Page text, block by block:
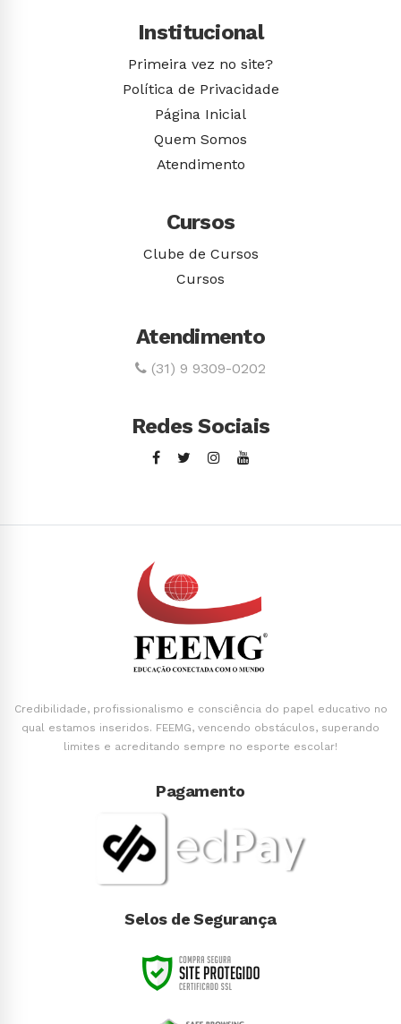
Institucional
Primeira vez no site?
Política de Privacidade
Página Inicial
Quem Somos
Atendimento
Cursos
Clube de Cursos
Cursos
Atendimento
(31) 9 9309-0202
Redes Sociais
Credibilidade, profissionalismo e consciência do papel educativo no
qual estamos inseridos. FEEMG, vencendo obstáculos, superando
limites e acreditando sempre no esporte escolar!
Pagamento
Selos de Segurança